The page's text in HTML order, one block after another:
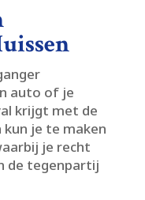
auto of je
krijgt met de
kun je te maken
je recht
de tegenpartij